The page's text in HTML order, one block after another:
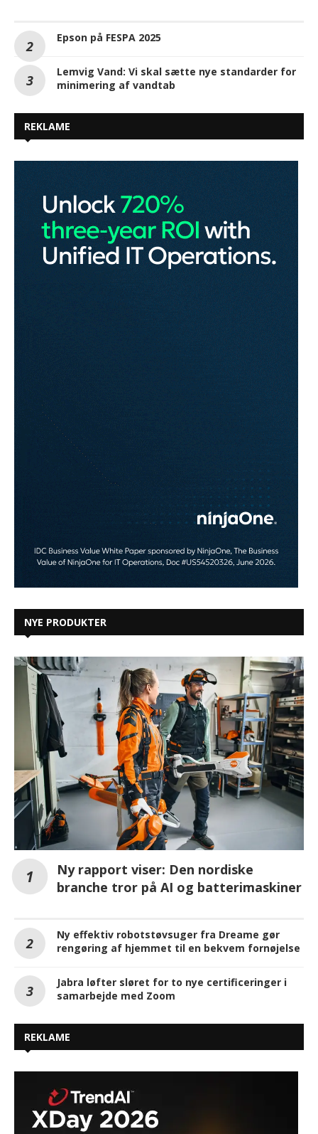
Epson på FESPA 2025
Lemvig Vand: Vi skal sætte nye standarder for
minimering af vandtab
REKLAME
NYE PRODUKTER
Ny rapport viser: Den nordiske
branche tror på AI og batterimaskiner
Ny effektiv robotstøvsuger fra Dreame gør
rengøring af hjemmet til en bekvem fornøjelse
Jabra løfter sløret for to nye certificeringer i
samarbejde med Zoom
REKLAME